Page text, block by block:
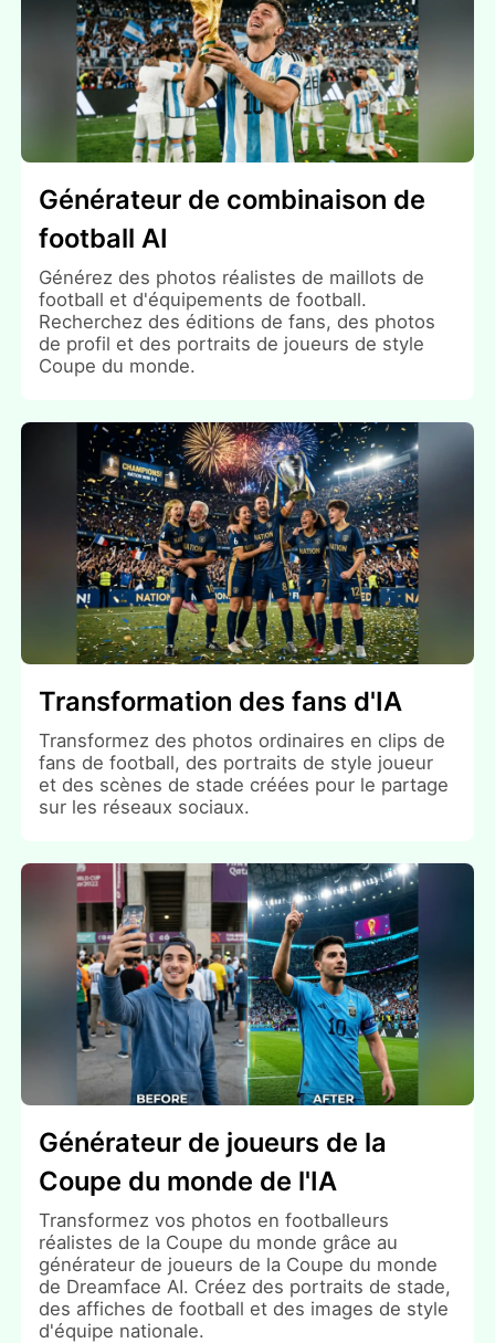
Générateur de combinaison de
football AI
Générez des photos réalistes de maillots de
football et d'équipements de football.
Recherchez des éditions de fans, des photos
de profil et des portraits de joueurs de style
Coupe du monde.
Transformation des fans d'IA
Transformez des photos ordinaires en clips de
fans de football, des portraits de style joueur
et des scènes de stade créées pour le partage
sur les réseaux sociaux.
Générateur de joueurs de la
Coupe du monde de l'IA
Transformez vos photos en footballeurs
réalistes de la Coupe du monde grâce au
générateur de joueurs de la Coupe du monde
de Dreamface AI. Créez des portraits de stade,
des affiches de football et des images de style
d'équipe nationale.